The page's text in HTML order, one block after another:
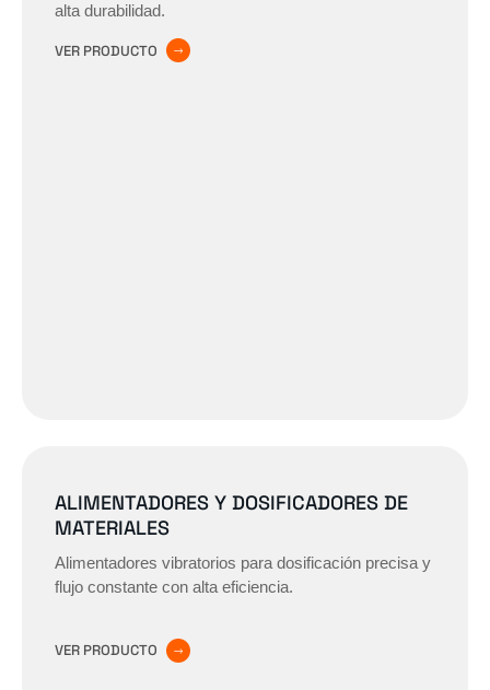
alta durabilidad.
VER PRODUCTO
ALIMENTADORES Y DOSIFICADORES DE
MATERIALES
Alimentadores vibratorios para dosificación precisa y
flujo constante con alta eficiencia.
VER PRODUCTO